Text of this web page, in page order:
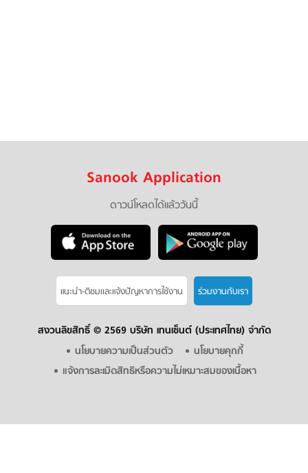
Sanook Application
ดาวน์โหลดได้แล้ววันนี้
แนะนำ-ติชมเเละแจ้งปัญหาการใช้งาน ร่วมงานกับเรา
สงวนลิขสิทธิ์ © 2569 บริษัท เทนเซ็นต์ (ประเทศไทย) จำกัด
นโยบายความเป็นส่วนตัว
นโยบายคุกกี้
แจ้งการละเมิดสิทธิหรือความไม่เหมาะสมของเนื้อหา